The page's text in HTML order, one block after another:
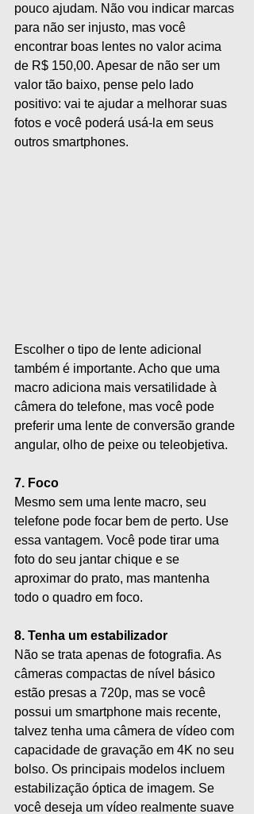
pouco ajudam. Não vou indicar marcas
para não ser injusto, mas você
encontrar boas lentes no valor acima
de R$ 150,00. Apesar de não ser um
valor tão baixo, pense pelo lado
positivo: vai te ajudar a melhorar suas
fotos e você poderá usá-la em seus
outros smartphones.
Escolher o tipo de lente adicional
também é importante. Acho que uma
macro adiciona mais versatilidade à
câmera do telefone, mas você pode
preferir uma lente de conversão grande
angular, olho de peixe ou teleobjetiva.
7. Foco
Mesmo sem uma lente macro, seu
telefone pode focar bem de perto. Use
essa vantagem. Você pode tirar uma
foto do seu jantar chique e se
aproximar do prato, mas mantenha
todo o quadro em foco.
8. Tenha um estabilizador
Não se trata apenas de fotografia. As
câmeras compactas de nível básico
estão presas a 720p, mas se você
possui um smartphone mais recente,
talvez tenha uma câmera de vídeo com
capacidade de gravação em 4K no seu
bolso. Os principais modelos incluem
estabilização óptica de imagem. Se
você deseja um vídeo realmente suave